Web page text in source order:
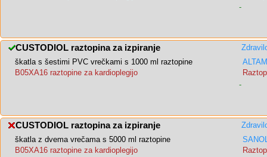
-
CUSTODIOL raztopina za izpiranje
škatla s šestimi PVC vrečkami s 1000 ml raztopine
B05XA16 raztopine za kardioplegijo
-
CUSTODIOL raztopina za izpiranje
škatla z dvema vrečama s 5000 ml raztopine
B05XA16 raztopine za kardioplegijo